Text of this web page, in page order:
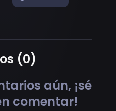
(0)
aún, ¡sé
comentar!